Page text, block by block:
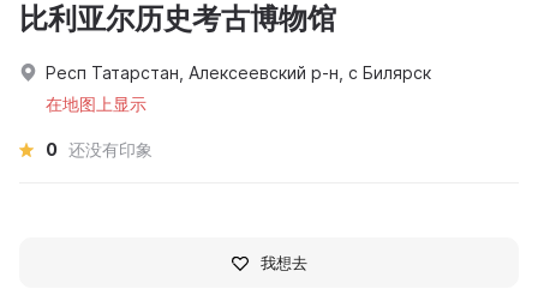
比利亚尔历史考古博物馆
Респ Татарстан, Алексеевский р-н, с Билярск
在地图上显示
0 还没有印象
我想去